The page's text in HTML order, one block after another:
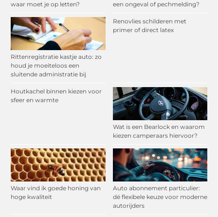
waar moet je op letten?
een ongeval of pechmelding?
Rittenregistratie kastje auto: zo
houd je moeiteloos een
sluitende administratie bij
Renovlies schilderen met
primer of direct latex
Houtkachel binnen kiezen voor
sfeer en warmte
Wat is een Bearlock en waarom
kiezen camperaars hiervoor?
Waar vind ik goede honing van
hoge kwaliteit
Auto abonnement particulier:
dé flexibele keuze voor moderne
autorijders